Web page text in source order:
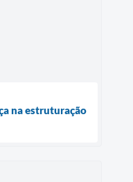
na estruturação